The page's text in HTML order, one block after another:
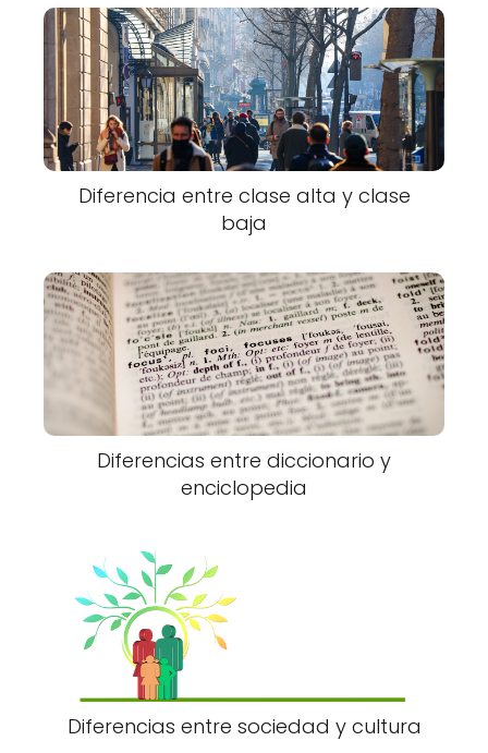
Diferencia entre clase alta y clase
baja
Diferencias entre diccionario y
enciclopedia
Diferencias entre sociedad y cultura